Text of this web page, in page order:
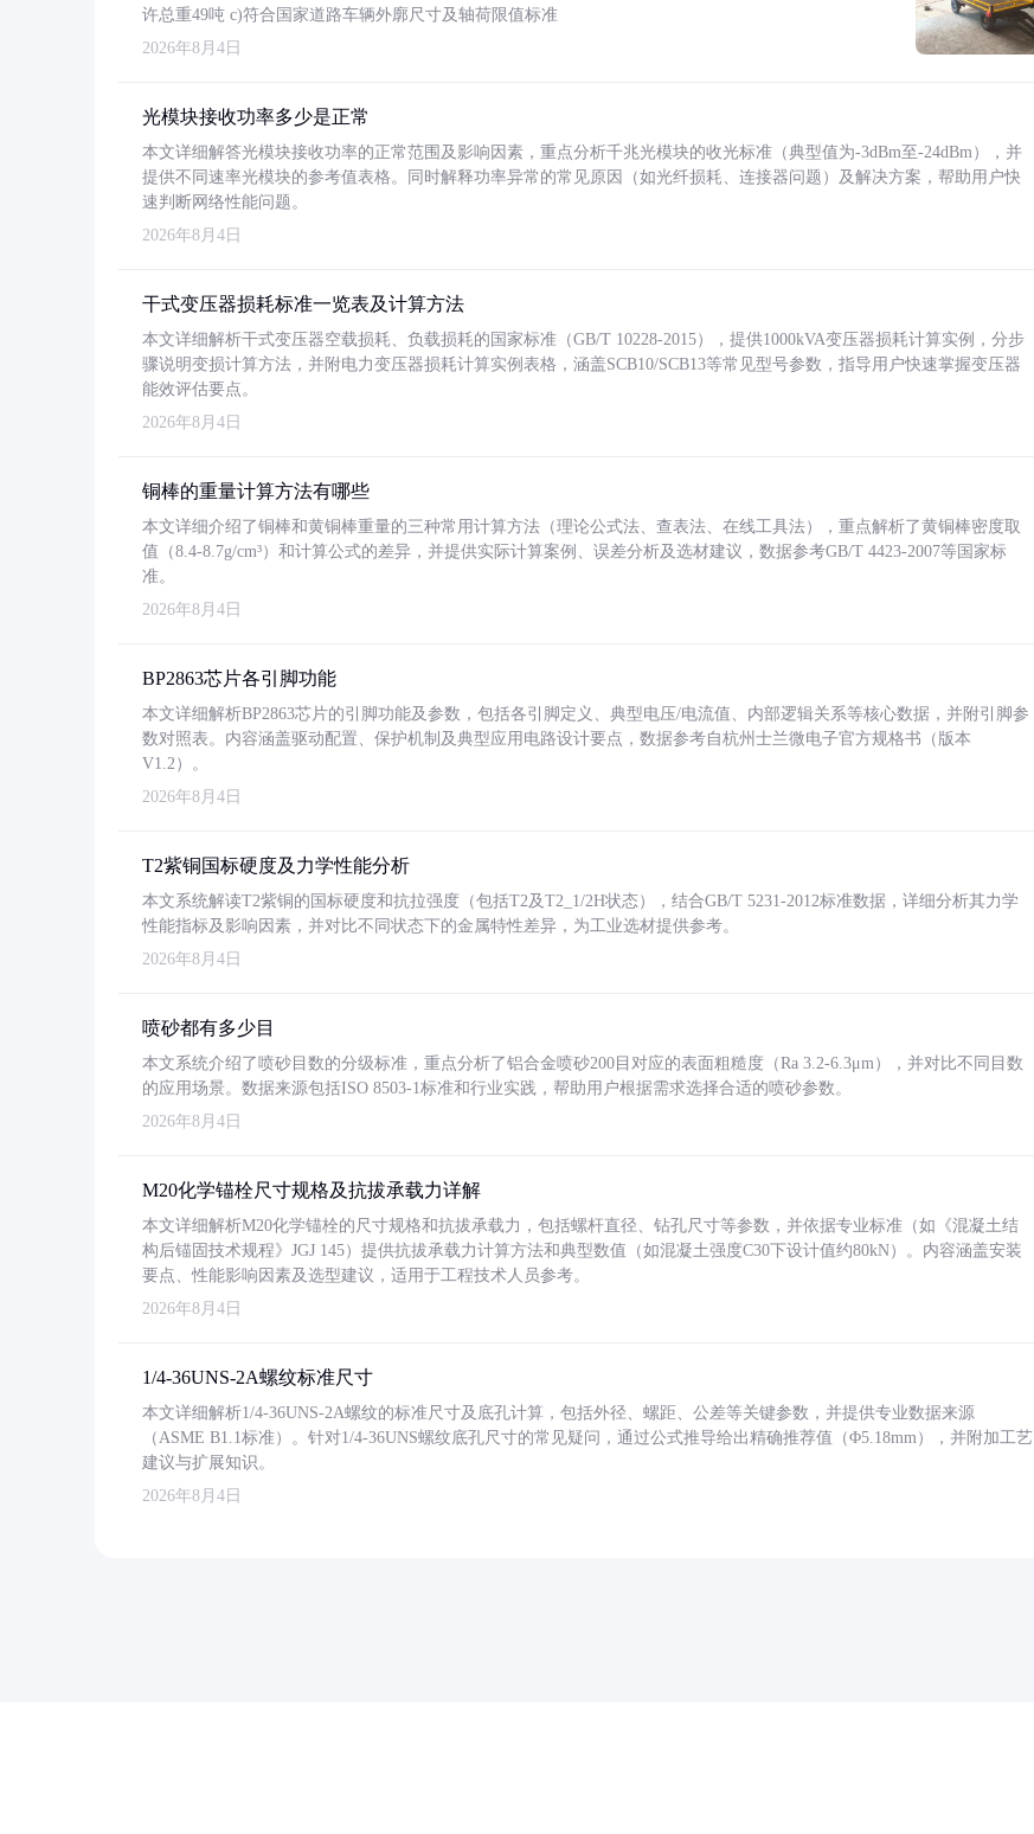
许总重49吨 c)符合国家道路车辆外廓尺寸及轴荷限值标准
2026年8月4日
光模块接收功率多少是正常
本文详细解答光模块接收功率的正常范围及影响因素，重点分析千兆光模块的收光标准（典型值为-3dBm至-24dBm），并
提供不同速率光模块的参考值表格。同时解释功率异常的常见原因（如光纤损耗、连接器问题）及解决方案，帮助用户快
速判断网络性能问题。
2026年8月4日
干式变压器损耗标准一览表及计算方法
本文详细解析干式变压器空载损耗、负载损耗的国家标准（GB/T 10228-2015），提供1000kVA变压器损耗计算实例，分步
骤说明变损计算方法，并附电力变压器损耗计算实例表格，涵盖SCB10/SCB13等常见型号参数，指导用户快速掌握变压器
能效评估要点。
2026年8月4日
铜棒的重量计算方法有哪些
本文详细介绍了铜棒和黄铜棒重量的三种常用计算方法（理论公式法、查表法、在线工具法），重点解析了黄铜棒密度取
值（8.4-8.7g/cm³）和计算公式的差异，并提供实际计算案例、误差分析及选材建议，数据参考GB/T 4423-2007等国家标
准。
2026年8月4日
BP2863芯片各引脚功能
本文详细解析BP2863芯片的引脚功能及参数，包括各引脚定义、典型电压/电流值、内部逻辑关系等核心数据，并附引脚参
数对照表。内容涵盖驱动配置、保护机制及典型应用电路设计要点，数据参考自杭州士兰微电子官方规格书（版本
V1.2）。
2026年8月4日
T2紫铜国标硬度及力学性能分析
本文系统解读T2紫铜的国标硬度和抗拉强度（包括T2及T2_1/2H状态），结合GB/T 5231-2012标准数据，详细分析其力学
性能指标及影响因素，并对比不同状态下的金属特性差异，为工业选材提供参考。
2026年8月4日
喷砂都有多少目
本文系统介绍了喷砂目数的分级标准，重点分析了铝合金喷砂200目对应的表面粗糙度（Ra 3.2-6.3μm），并对比不同目数
的应用场景。数据来源包括ISO 8503-1标准和行业实践，帮助用户根据需求选择合适的喷砂参数。
2026年8月4日
M20化学锚栓尺寸规格及抗拔承载力详解
本文详细解析M20化学锚栓的尺寸规格和抗拔承载力，包括螺杆直径、钻孔尺寸等参数，并依据专业标准（如《混凝土结
构后锚固技术规程》JGJ 145）提供抗拔承载力计算方法和典型数值（如混凝土强度C30下设计值约80kN）。内容涵盖安装
要点、性能影响因素及选型建议，适用于工程技术人员参考。
2026年8月4日
1/4-36UNS-2A螺纹标准尺寸
本文详细解析1/4-36UNS-2A螺纹的标准尺寸及底孔计算，包括外径、螺距、公差等关键参数，并提供专业数据来源
（ASME B1.1标准）。针对1/4-36UNS螺纹底孔尺寸的常见疑问，通过公式推导给出精确推荐值（Φ5.18mm），并附加工艺
建议与扩展知识。
2026年8月4日